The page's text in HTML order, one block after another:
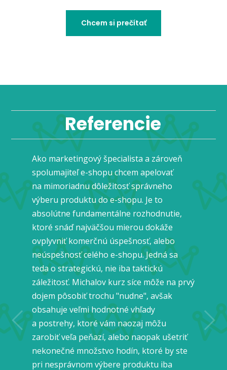
Chcem si prečítať
Referencie
Ako marketingový špecialista a zároveň
spolumajiteľ e-shopu chcem apelovať
na mimoriadnu dôležitosť správneho
výberu produktu do e-shopu. Je to
absolútne fundamentálne rozhodnutie,
ktoré snáď najväčšou mierou dokáže
ovplyvniť komerčnú úspešnosť, alebo
neúspešnosť celého e-shopu. Jedná sa
teda o strategickú, nie iba taktickú
záležitosť. Michalov kurz síce môže na prvý
dojem pôsobiť trochu "nudne", avšak
obsahuje veľmi hodnotné vhľady
a postrehy, ktoré vám naozaj môžu
zarobiť veľa peňazí, alebo naopak ušetriť
nekonečné množstvo hodín, ktoré by ste
pri nesprávnom výbere produktu iba
Miki Plichta
Chief Storytelling Officer
Michal Vrabec
Obchodný a marketingový riaditeľ
abczdravia.sk